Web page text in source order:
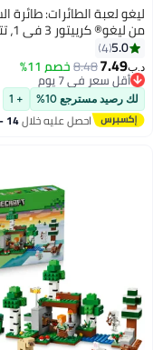
ليغو لعبة الطائرات: طائرة
من
إلى نموذج نفاثة أو مروحية 31160
5.0
4
د.ب‏7.49
8.48خصم 11%
أقل سعر في 7 يوم
أقل سعر في 7 يوم
لك رصيد مسترجع 10% + 1
احصل عليه خلال